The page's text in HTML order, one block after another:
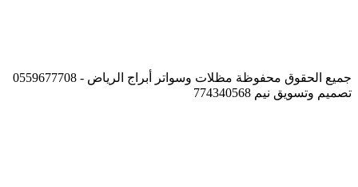
جميع الحقوق محفوظة مظلات وسواتر أبراج الرياض - 0559677708
تصميم وتسويق نيم 774340568